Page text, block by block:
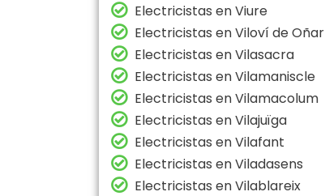
Electricistas en Viure
Electricistas en Viloví de Oñar
Electricistas en Vilasacra
Electricistas en Vilamaniscle
Electricistas en Vilamacolum
Electricistas en Vilajuïga
Electricistas en Vilafant
Electricistas en Viladasens
Electricistas en Vilablareix